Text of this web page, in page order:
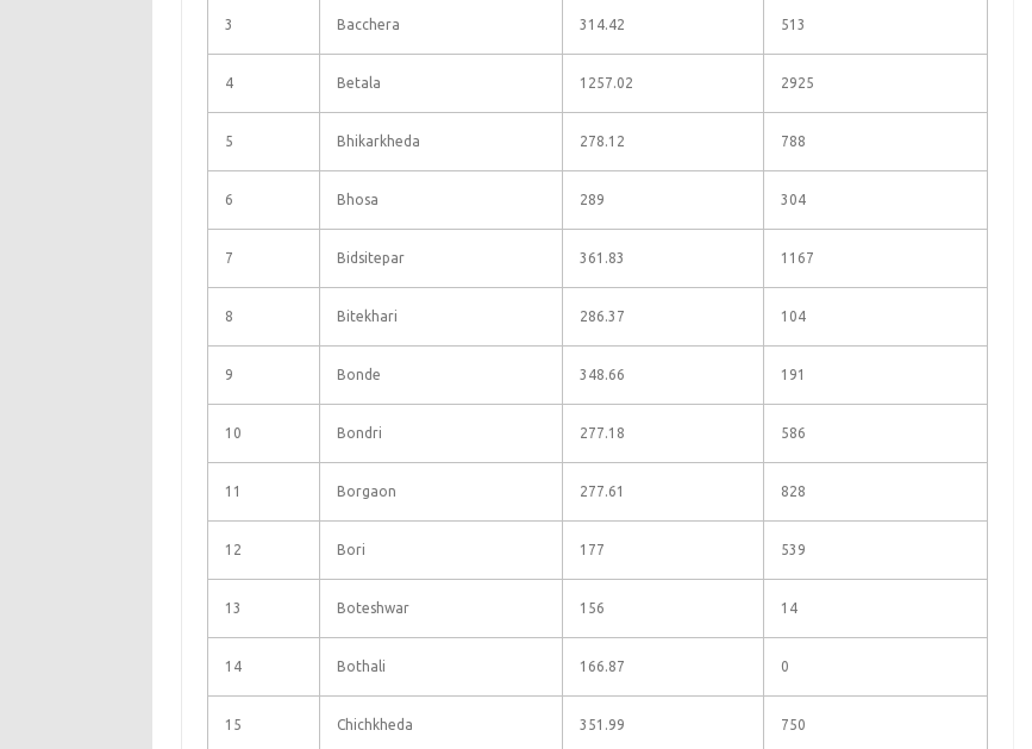
3 Bacchera 314.42 513
4 Betala 1257.02 2925
5 Bhikarkheda 278.12 788
6 Bhosa 289 304
7 Bidsitepar 361.83 1167
8 Bitekhari 286.37 104
9 Bonde 348.66 191
10 Bondri 277.18 586
11 Borgaon 277.61 828
12 Bori 177 539
13 Boteshwar 156 14
14 Bothali 166.87 0
15 Chichkheda 351.99 750